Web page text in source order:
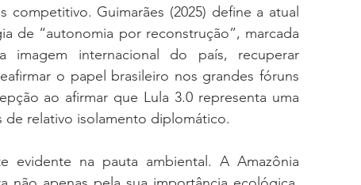
Guimarães (2025) define a atual
de “autonomia por reconstrução”, marcada
imagem internacional do país, recuperar
o papel brasileiro nos grandes fóruns
ao afirmar que Lula 3.0 representa uma
relativo isolamento diplomático.
evidente na pauta ambiental. A Amazônia